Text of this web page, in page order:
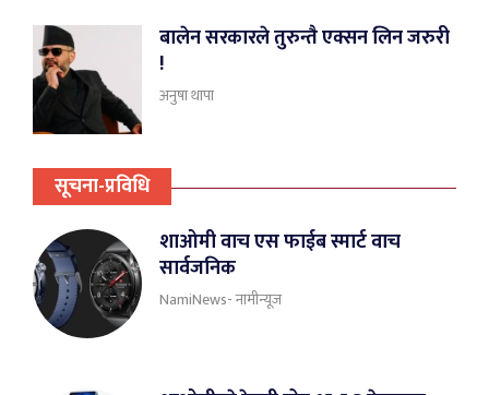
बालेन सरकारले तुरुन्तै एक्सन लिन जरुरी
!
अनुषा थापा
सूचना-प्रविधि
शाओमी वाच एस फाईब स्मार्ट वाच
सार्वजनिक
NamiNews- नामीन्यूज